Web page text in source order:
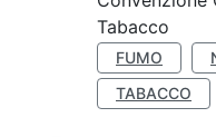
Tabacco
FUMO
TABACCO